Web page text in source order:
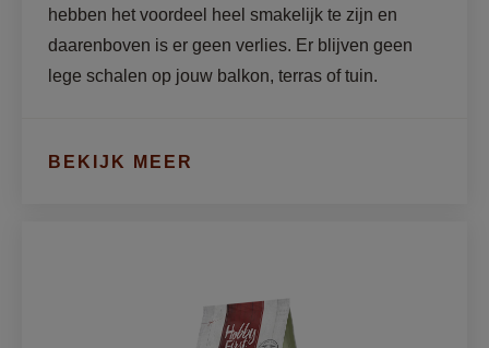
hebben het voordeel heel smakelijk te zijn en
daarenboven is er geen verlies. Er blijven geen
lege schalen op jouw balkon, terras of tuin.
BEKIJK MEER